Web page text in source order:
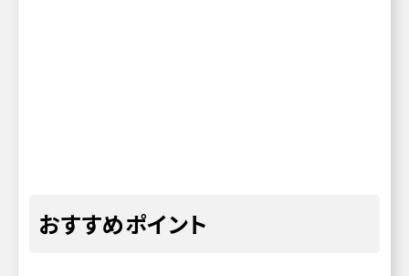
おすすめポイント